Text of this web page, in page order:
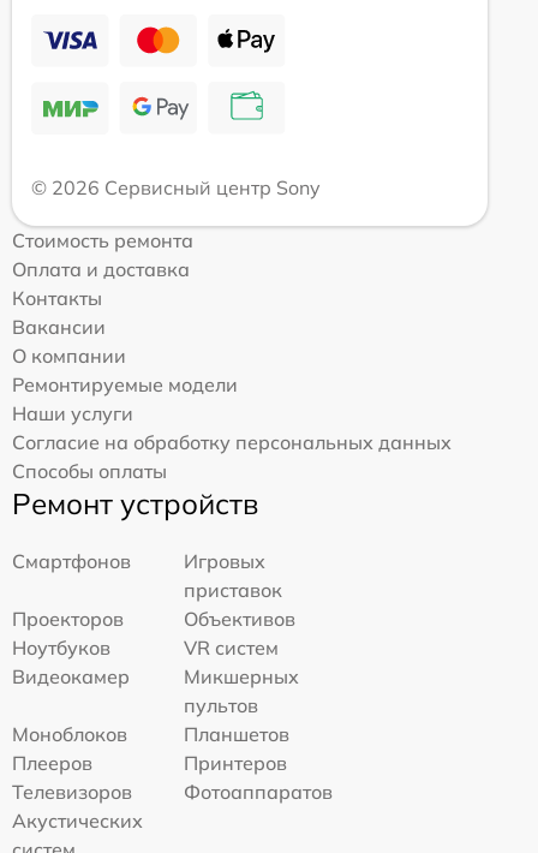
© 2026 Сервисный центр Sony
Стоимость ремонта
Оплата и доставка
Контакты
Вакансии
О компании
Ремонтируемые модели
Наши услуги
Согласие на обработку персональных данных
Способы оплаты
Ремонт устройств
Смартфонов
Игровых
приставок
Проекторов
Объективов
Ноутбуков
VR систем
Видеокамер
Микшерных
пультов
Моноблоков
Планшетов
Плееров
Принтеров
Телевизоров
Фотоаппаратов
Акустических